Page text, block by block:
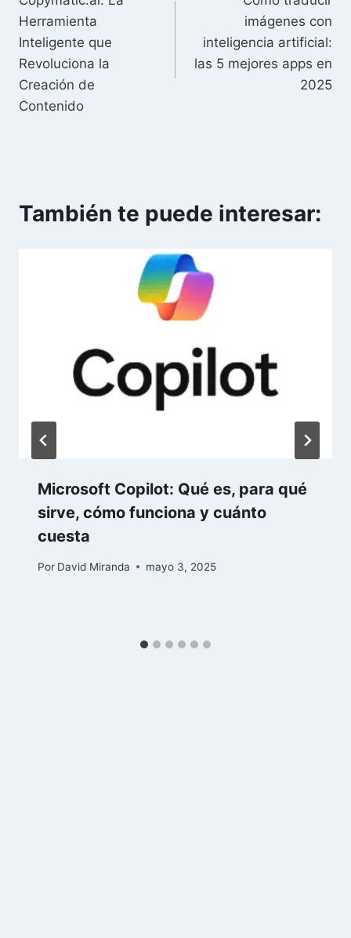
de
entradas
Herramienta
Inteligente que
Revoluciona la
Creación de
Contenido
imágenes con
inteligencia artificial:
las 5 mejores apps en
2025
También te puede interesar:
Microsoft Copilot: Qué es, para qué
sirve, cómo funciona y cuánto
cuesta
Por David Miranda mayo 3, 2025